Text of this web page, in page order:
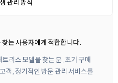
관리 방식
는 사용자에게 적합합니다.
리스 모델을 찾는 분, 초기 구매
객, 정기적인 방문 관리 서비스를